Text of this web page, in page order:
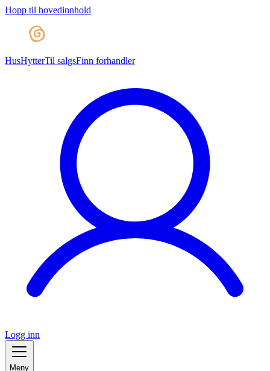
Hopp til hovedinnhold
HusHytterTil salgsFinn forhandler
Logg inn
Meny